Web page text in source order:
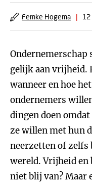
Femke Hogema |
Ondernemerschap
gelijk aan vrijheid.
wanneer en hoe
ondernemers
dingen doen
ze willen met hun
neerzetten of zelfs
wereld. Vrijheid en
niet blij van? Maar